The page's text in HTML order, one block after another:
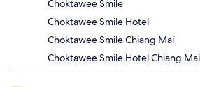
Choktawee Smile
Choktawee Smile Hotel
Choktawee Smile Chiang Mai
Choktawee Smile Hotel Chiang Mai